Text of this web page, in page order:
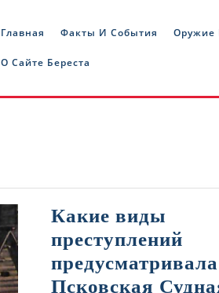
Главная Факты И События Оружие
О Сайте Береста
Какие виды
преступлений
предусматривала
Псковская